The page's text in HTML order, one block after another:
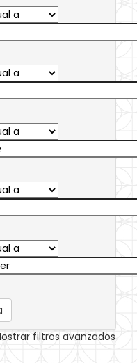
filtros avanzados